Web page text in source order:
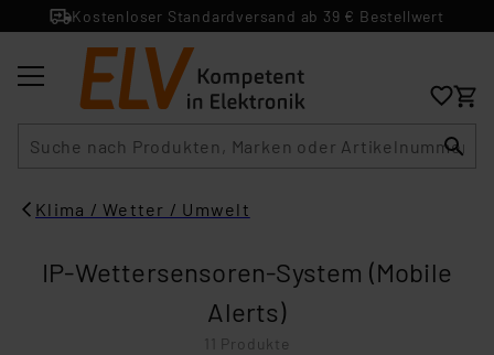
Kostenloser Standardversand ab 39 € Bestellwert
Klima / Wetter / Umwelt
IP-Wettersensoren-System (Mobile
Alerts)
11 Produkte